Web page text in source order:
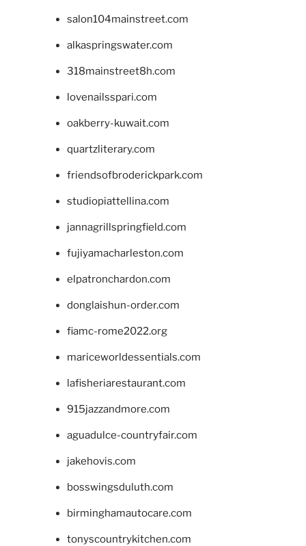
salon104mainstreet.com
alkaspringswater.com
318mainstreet8h.com
lovenailsspari.com
oakberry-kuwait.com
quartzliterary.com
friendsofbroderickpark.com
studiopiattellina.com
jannagrillspringfield.com
fujiyamacharleston.com
elpatronchardon.com
donglaishun-order.com
fiamc-rome2022.org
mariceworldessentials.com
lafisheriarestaurant.com
915jazzandmore.com
aguadulce-countryfair.com
jakehovis.com
bosswingsduluth.com
birminghamautocare.com
tonyscountrykitchen.com